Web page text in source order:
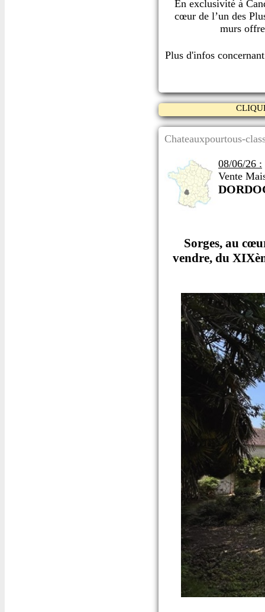
En exclusivité à
cœur de l’un des
murs
Plus d'infos
Chateauxpourtous-
08/06/26 :
Vente
Sorges, au
vendre, du